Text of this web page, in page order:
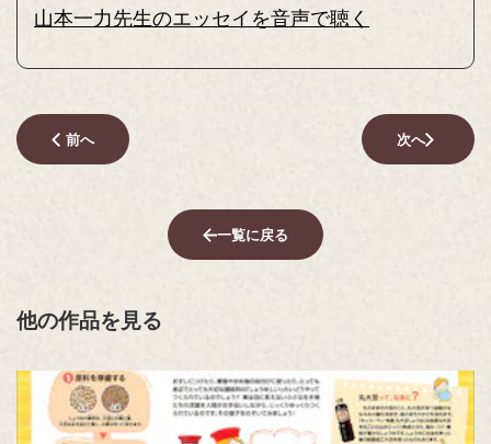
山本一力先生のエッセイを音声で聴く
前へ 次へ
一覧に戻る
他の作品を見る